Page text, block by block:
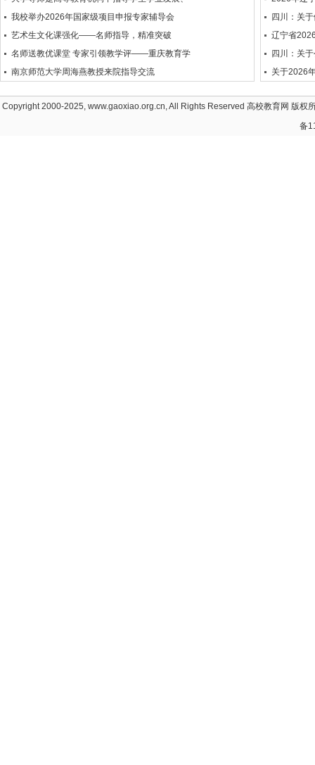
我校举办2026年国家级项目申报专家辅导会
艺术生文化课强化——名师指导，精准突破
名师送教优课堂 专家引领教学评——重庆教育学
南京师范大学周海燕教授来院指导交流
四川：关
辽宁省
四川：关
关于2026
Copyright 2000-2025, www.gaoxiao.org.cn, All Rights Reserved 高校教育网 版权
备